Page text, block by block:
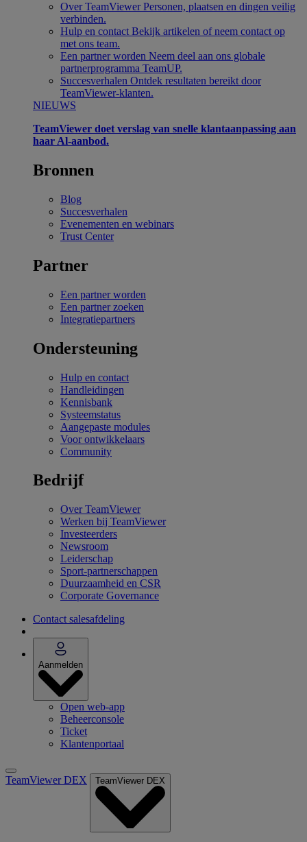
Over TeamViewer Personen, plaatsen en dingen veilig
verbinden.
Hulp en contact Bekijk artikelen of neem contact op
met ons team.
Een partner worden Neem deel aan ons globale
partnerprogramma TeamUP.
Succesverhalen Ontdek resultaten bereikt door
TeamViewer-klanten.
NIEUWS
TeamViewer doet verslag van snelle klantaanpassing aan
haar Al-aanbod.
Bronnen
Blog
Succesverhalen
Evenementen en webinars
Trust Center
Partner
Een partner worden
Een partner zoeken
Integratiepartners
Ondersteuning
Hulp en contact
Handleidingen
Kennisbank
Systeemstatus
Aangepaste modules
Voor ontwikkelaars
Community
Bedrijf
Over TeamViewer
Werken bij TeamViewer
Investeerders
Newsroom
Leiderschap
Sport-partnerschappen
Duurzaamheid en CSR
Corporate Governance
Contact salesafdeling
Aanmelden
Open web-app
Beheerconsole
Ticket
Klantenportaal
TeamViewer DEX TeamViewer DEX